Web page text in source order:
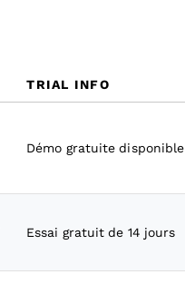
TRIAL INFO
Démo gratuite disponible
Essai gratuit de 14 jours